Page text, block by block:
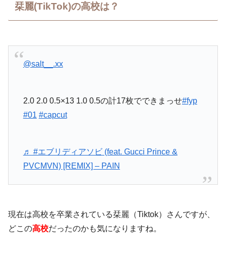
栞麗(TikTok)の高校は？
@salt__.xx
2.0 2.0 0.5×13 1.0 0.5の計17枚でできまっせ#fyp
#01 #capcut
♬ #エブリディアソビ (feat. Gucci Prince &
PVCMVN) [REMIX] – PAIN
現在は高校を卒業されている栞麗（Tiktok）さんですが、
どこの高校だったのかも気になりますね。